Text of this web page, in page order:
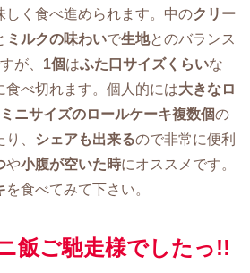
しく食べ進められます。中のクリー
ミルクの味わいで生地とのバランス
が、 1個はふた口サイズくらいな
食べ切れます。個人的には大きなロ
ミニサイズのロールケーキ複数個の
、
シェアも出来るので非常に便利
や小腹が空いた時にオススメです。
を食べてみて下さい。
飯ご馳走様でしたっ!!